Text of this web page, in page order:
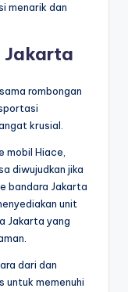
menarik dan
Jakarta
rombongan
krusial.
mobil Hiace,
diwujudkan jika
bandara Jakarta
unit
Jakarta yang
dari dan
untuk memenuhi